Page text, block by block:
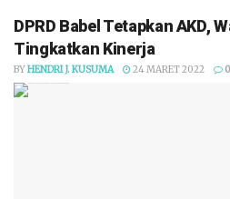
DPRD Babel Tetapkan AKD,
Tingkatkan Kinerja
BYHENDRI J. KUSUMA 24 MARET 2022 0